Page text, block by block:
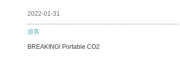
2022-01-31
游客
BREAKING! Portable CO2